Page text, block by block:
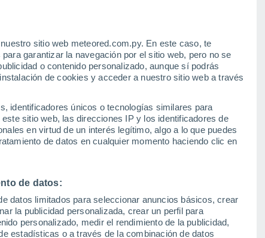
sitio web meteored.com.py. En este caso, te
garantizar la navegación por el sitio web, pero no se
o contenido personalizado, aunque sí podrás
de cookies y acceder a nuestro sitio web a través
identificadores únicos o tecnologías similares para
sitio web, las direcciones IP y los identificadores de
en virtud de un interés legítimo, algo a lo que puedes
de datos en cualquier momento haciendo clic en
de datos:
datos limitados para seleccionar anuncios básicos, crear
la publicidad personalizada, crear un perfil para
personalizado, medir el rendimiento de la publicidad,
estadísticas o a través de la combinación de datos
10°
Hyrynsalmi
17°
11°
16°
11°
Ristijärvi